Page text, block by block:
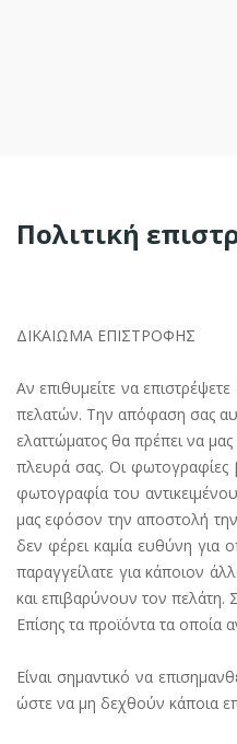
Πολιτική
ΔΙΚΑΙΩΜΑ ΕΠΙΣΤΡΟΦΗΣ
Αν επιθυμείτε να
πελατών. Την απόφαση σας
ελαττώματος θα πρέπει να
πλευρά σας. Οι φωτογραφίες
φωτογραφία του
μας εφόσον την αποστολή την
δεν φέρει καμία ευθύνη για
παραγγείλατε για κάποιον
και επιβαρύνουν τον πελάτη.
Επίσης τα προϊόντα τα οποία
Είναι σημαντικό να
ώστε να μη δεχθούν κάποια